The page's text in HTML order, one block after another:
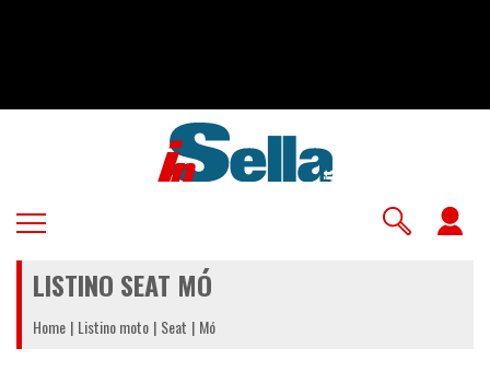
LISTINO SEAT MÓ
Home Listino moto Seat Mó